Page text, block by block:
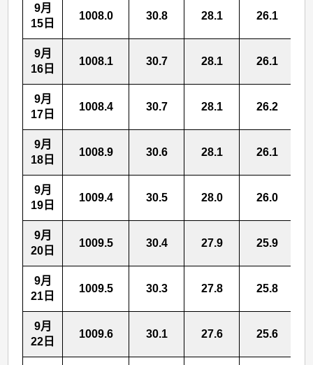
9月
15日
1008.0 30.8 28.1 26.1
9月
16日
1008.1 30.7 28.1 26.1
9月
17日
1008.4 30.7 28.1 26.2
9月
18日
1008.9 30.6 28.1 26.1
9月
19日
1009.4 30.5 28.0 26.0
9月
20日
1009.5 30.4 27.9 25.9
9月
21日
1009.5 30.3 27.8 25.8
9月
22日
1009.6 30.1 27.6 25.6